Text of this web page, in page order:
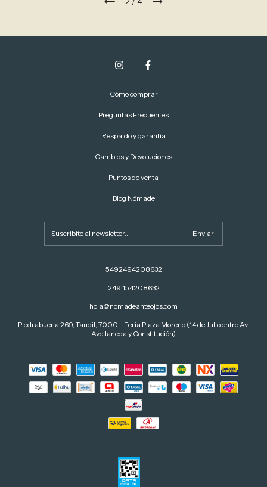
Cómo comprar
Preguntas Frecuentes
Respaldo y garantía
Cambios y Devoluciones
Puntos de venta
Blog Nómade
5492494208632
249 154208632
hola@nomadeanteojos.com
Piedrabuena 269, Tandil, 7000 - Feria Plaza Moreno (14 de Julio entre Av.
Avellaneda y Constitución)